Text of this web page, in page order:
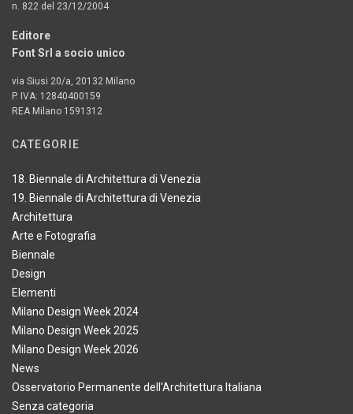
n. 822 del 23/12/2004
Editore
Font Srl a socio unico
via Siusi 20/a, 20132 Milano
P. IVA: 12840400159
REA Milano 1591312
CATEGORIE
18. Biennale di Architettura di Venezia
19. Biennale di Architettura di Venezia
Architettura
Arte e Fotografia
Biennale
Design
Elementi
Milano Design Week 2024
Milano Design Week 2025
Milano Design Week 2026
News
Osservatorio Permanente dell'Architettura Italiana
Senza categoria